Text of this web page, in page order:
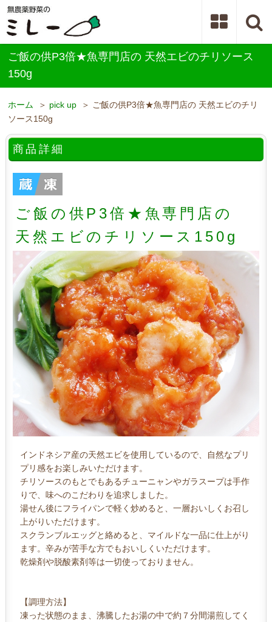
ご飯の供P3倍★魚専門店の 天然エビのチリソース
150g
ホーム ＞ pick up ＞ ご飯の供P3倍★魚専門店の 天然エビのチリ
ソース150g
商品詳細
ご飯の供P3倍★魚専門店の
天然エビのチリソース150g
インドネシア産の天然エビを使用しているので、自然なプリ
プリ感をお楽しみいただけます。
チリソースのもとでもあるチューニャンやガラスープは手作
りで、味へのこだわりを追求しました。
湯せん後にフライパンで軽く炒めると、一層おいしくお召し
上がりいただけます。
スクランブルエッグと絡めると、マイルドな一品に仕上がり
ます。辛みが苦手な方でもおいしくいただけます。
乾燥剤や脱酸素剤等は一切使っておりません。
【調理方法】
凍った状態のまま、沸騰したお湯の中で約７分間湯煎してく